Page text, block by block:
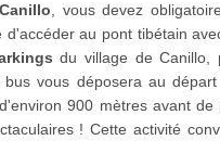
, vous devez
au pont tibétain
du village de Canillo,
vous déposera au
900 mètres avant de
! Cette activité